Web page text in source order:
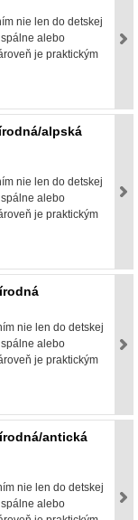
nie len do detskej
alebo
je praktickým
alpská
nie len do detskej
alebo
je praktickým
nie len do detskej
alebo
je praktickým
antická
nie len do detskej
alebo